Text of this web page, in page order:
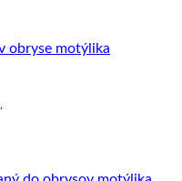
obryse motýlika